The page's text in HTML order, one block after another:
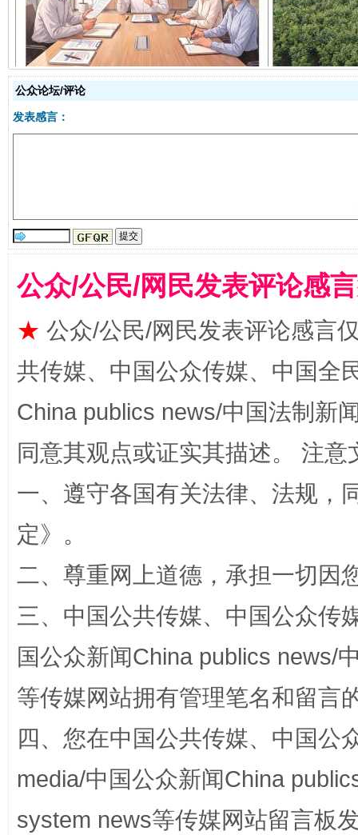
全民健身五年计划来了！等你上场
阿坝州三大球赛在茂县开幕 规模
公众论坛/评论
发表感言：
公众/公民/网民发表评论感
★ 公众/公民/网民发表评论感言
共传媒、中国公众传媒、中国全
China publics news/中国法制新
同意其观点或证实其描述。 注
一、遵守各国有关法律、法规，
定》。
二、尊重网上道德，承担一切因
三、中国公共传媒、中国公众传
国公众新闻China publics news/
等传媒网站拥有管理笔名和留言
四、您在中国公共传媒、中国公
media/中国公众新闻China
system news等传媒网站留言板